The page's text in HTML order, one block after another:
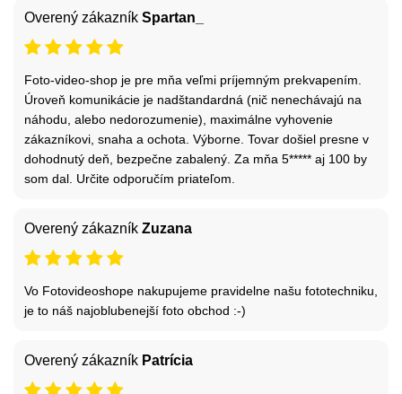
Overený zákazník Spartan_
Foto-video-shop je pre mňa veľmi príjemným prekvapením.
Úroveň komunikácie je nadštandardná (nič nenechávajú na
náhodu, alebo nedorozumenie), maximálne vyhovenie
zákazníkovi, snaha a ochota. Výborne. Tovar došiel presne v
dohodnutý deň, bezpečne zabalený. Za mňa 5***** aj 100 by
som dal. Určite odporučím priateľom.
Overený zákazník Zuzana
Vo Fotovideoshope nakupujeme pravidelne našu fototechniku,
je to náš najoblubenejší foto obchod :-)
Overený zákazník Patrícia